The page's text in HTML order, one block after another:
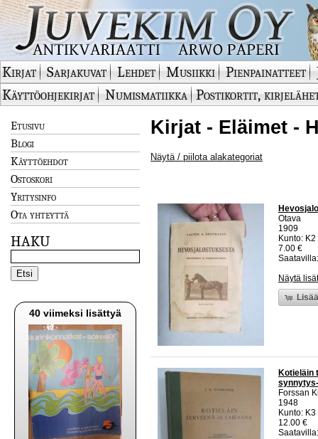
Kirjat Sarjakuvat Lehdet Musiikki Pienpainatteet
Käyttöohjekirjat
Numismatiikka Postikortit,
Etusivu
Blogi
Käyttöehdot
Ostoskori
Yritysinfo
Ota yhteyttä
HAKU
40 viimeksi lisättyä
Kirjat - Eläimet -
Näytä / piilota alakategoriat
Otava
1909
Kunto:
7.00 €
Näytä
Kotieläin
Forssan
1948
Kunto:
12.00 €